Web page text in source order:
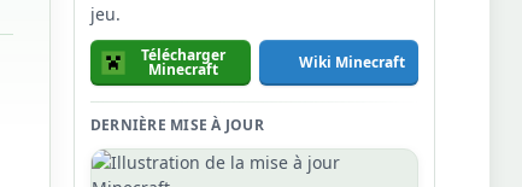
jeu.
Télécharger
Minecraft Wiki Minecraft
DERNIÈRE MISE À JOUR